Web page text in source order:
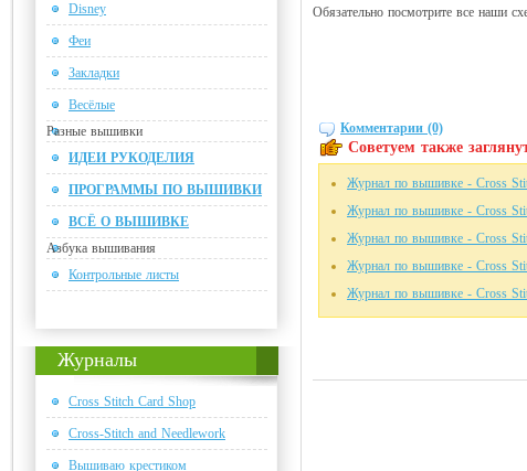
Disney
Феи
Закладки
Весёлые
Разные вышивки
ИДЕИ РУКОДЕЛИЯ
ПРОГРАММЫ ПО ВЫШИВКИ
ВСЁ О ВЫШИВКЕ
Азбука вышивания
Контрольные листы
Журналы
Cross Stitch Card Shop
Cross-Stitch and Needlework
Вышиваю крестиком
Обязательно посмотрите все наши
Комментарии (0)
Советуем также
Журнал по вышивке - Cross
Журнал по вышивке - Cross
Журнал по вышивке - Cross
Журнал по вышивке - Cross
Журнал по вышивке - Cross